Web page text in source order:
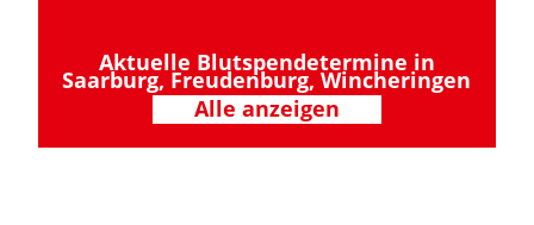
Aktuelle Blutspendetermine in
Saarburg, Freudenburg, Wincheringen
Alle anzeigen